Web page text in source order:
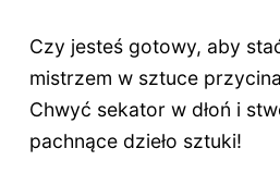
Czy jesteś gotowy, aby
mistrzem w sztuce
Chwyć sekator w dłoń i
pachnące dzieło sztuki!